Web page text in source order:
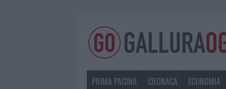
PRIMA PAGINA CRONACA ECONOMIA